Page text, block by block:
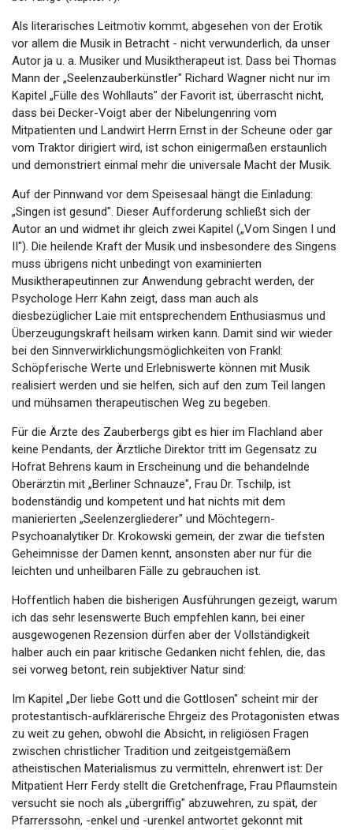
Als literarisches Leitmotiv kommt, abgesehen von der Erotik
vor allem die Musik in Betracht - nicht verwunderlich, da unser
Autor ja u. a. Musiker und Musiktherapeut ist. Dass bei Thomas
Mann der „Seelenzauberkünstler" Richard Wagner nicht nur im
Kapitel „Fülle des Wohllauts" der Favorit ist, überrascht nicht,
dass bei Decker-Voigt aber der Nibelungenring vom
Mitpatienten und Landwirt Herrn Ernst in der Scheune oder gar
vom Traktor dirigiert wird, ist schon einigermaßen erstaunlich
und demonstriert einmal mehr die universale Macht der Musik.
Auf der Pinnwand vor dem Speisesaal hängt die Einladung:
„Singen ist gesund". Dieser Aufforderung schließt sich der
Autor an und widmet ihr gleich zwei Kapitel („Vom Singen I und
II"). Die heilende Kraft der Musik und insbesondere des Singens
muss übrigens nicht unbedingt von examinierten
Musiktherapeutinnen zur Anwendung gebracht werden, der
Psychologe Herr Kahn zeigt, dass man auch als
diesbezüglicher Laie mit entsprechendem Enthusiasmus und
Überzeugungskraft heilsam wirken kann. Damit sind wir wieder
bei den Sinnverwirklichungsmöglichkeiten von Frankl:
Schöpferische Werte und Erlebniswerte können mit Musik
realisiert werden und sie helfen, sich auf den zum Teil langen
und mühsamen therapeutischen Weg zu begeben.
Für die Ärzte des Zauberbergs gibt es hier im Flachland aber
keine Pendants, der Ärztliche Direktor tritt im Gegensatz zu
Hofrat Behrens kaum in Erscheinung und die behandelnde
Oberärztin mit „Berliner Schnauze", Frau Dr. Tschilp, ist
bodenständig und kompetent und hat nichts mit dem
manierierten „Seelenzergliederer" und Möchtegern-
Psychoanalytiker Dr. Krokowski gemein, der zwar die tiefsten
Geheimnisse der Damen kennt, ansonsten aber nur für die
leichten und unheilbaren Fälle zu gebrauchen ist.
Hoffentlich haben die bisherigen Ausführungen gezeigt, warum
ich das sehr lesenswerte Buch empfehlen kann, bei einer
ausgewogenen Rezension dürfen aber der Vollständigkeit
halber auch ein paar kritische Gedanken nicht fehlen, die, das
sei vorweg betont, rein subjektiver Natur sind:
Im Kapitel „Der liebe Gott und die Gottlosen" scheint mir der
protestantisch-aufklärerische Ehrgeiz des Protagonisten etwas
zu weit zu gehen, obwohl die Absicht, in religiösen Fragen
zwischen christlicher Tradition und zeitgeistgemäßem
atheistischen Materialismus zu vermitteln, ehrenwert ist: Der
Mitpatient Herr Ferdy stellt die Gretchenfrage, Frau Pflaumstein
versucht sie noch als „übergriffig" abzuwehren, zu spät, der
Pfarrerssohn, -enkel und -urenkel antwortet gekonnt mit